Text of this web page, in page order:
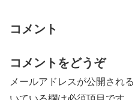
コメント
コメントをどうぞ
メールアドレスが公開され